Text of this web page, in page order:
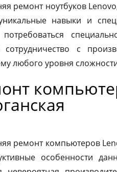
ремонт ноутбуков
навыки и
сотрудничество с
любого уровня
ремонт компьютеров
особенности